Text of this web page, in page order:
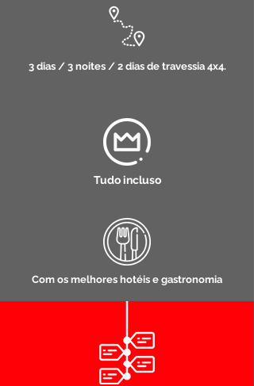
3 dias / 3 noites / 2 dias de travessia 4x4.
Tudo incluso
Com os melhores hotéis e gastronomia